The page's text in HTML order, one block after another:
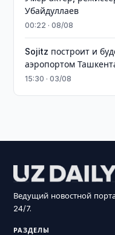
Убайдуллаев
00:22 · 08/08
Sojitz построит и
аэропортом
15:30 · 03/08
Ведущий новостной
24/7.
РАЗДЕЛЫ